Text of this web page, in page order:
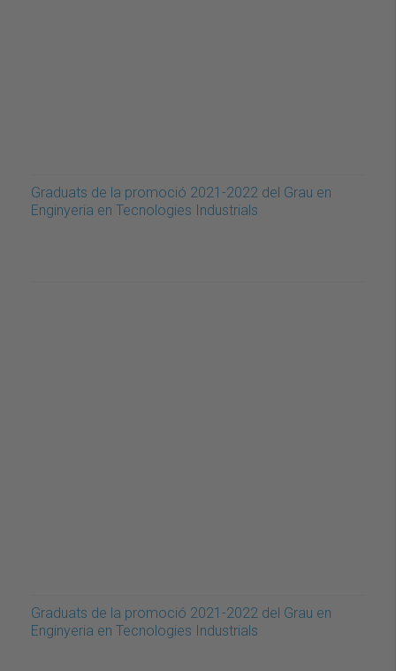
Graduats de la promoció 2021-2022 del Grau en
Enginyeria en Tecnologies Industrials
Graduats de la promoció 2021-2022 del Grau en
Enginyeria en Tecnologies Industrials